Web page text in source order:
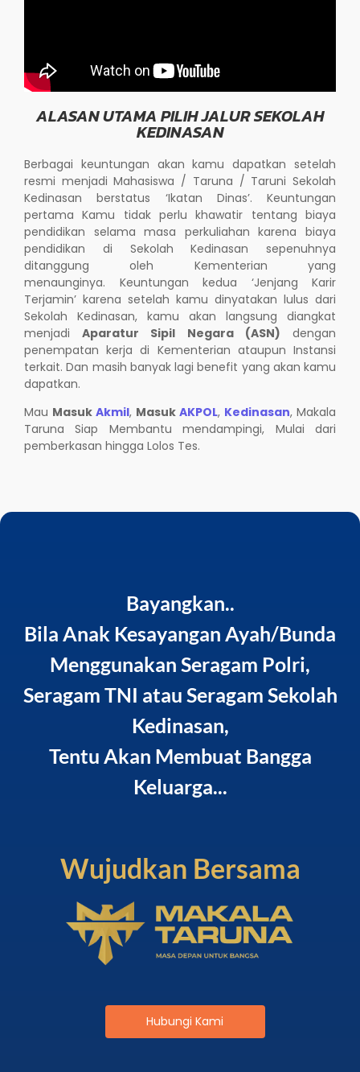
ALASAN UTAMA PILIH JALUR SEKOLAH
KEDINASAN
Berbagai keuntungan akan kamu dapatkan setelah
resmi menjadi Mahasiswa / Taruna / Taruni Sekolah
Kedinasan berstatus ‘Ikatan Dinas’. Keuntungan
pertama Kamu tidak perlu khawatir tentang biaya
pendidikan selama masa perkuliahan karena biaya
pendidikan di Sekolah Kedinasan sepenuhnya
ditanggung oleh Kementerian yang
menaunginya. Keuntungan kedua ‘Jenjang Karir
Terjamin’ karena setelah kamu dinyatakan lulus dari
Sekolah Kedinasan, kamu akan langsung diangkat
menjadiAparatur Sipil Negara (ASN) dengan
penempatan kerja di Kementerian ataupun Instansi
terkait. Dan masih banyak lagi benefit yang akan kamu
dapatkan.
Mau Masuk Akmil, Masuk AKPOL, Kedinasan, Makala
Taruna Siap Membantu mendampingi, Mulai dari
pemberkasan hingga Lolos Tes.
Bayangkan..
Bila Anak Kesayangan Ayah/Bunda
Menggunakan Seragam Polri,
Seragam TNI atau Seragam Sekolah
Kedinasan,
Tentu Akan Membuat Bangga
Keluarga...
Wujudkan Bersama
Hubungi Kami